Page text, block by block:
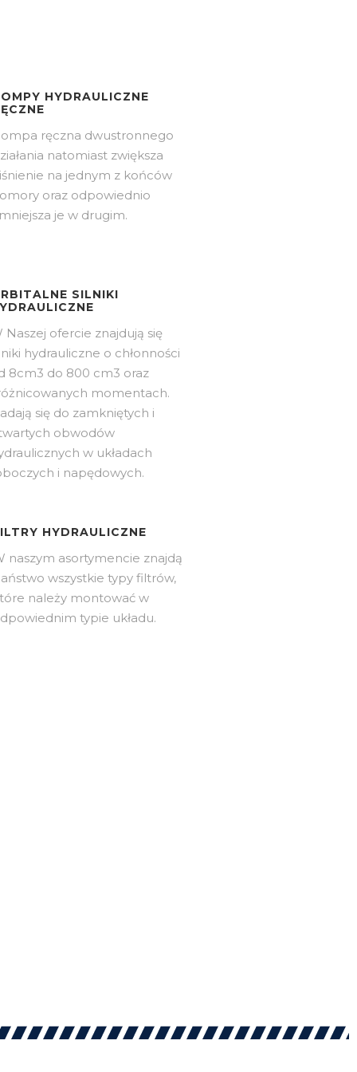
HYDRAULICZNE
ręczna dwustronnego
natomiast zwiększa
na jednym z końców
oraz odpowiednio
je w drugim.
SILNIKI
Naszej ofercie znajdują się
hydrauliczne o chłonności
8cm3 do 800 cm3 oraz
momentach.
się do zamkniętych i
obwodów
w układach
i napędowych.
HYDRAULICZNE
naszym asortymencie znajdą
wszystkie typy filtrów,
należy montować w
typie układu.